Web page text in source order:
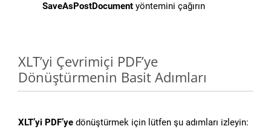
SaveAsPostDocument yöntemini çağırın
XLT’yi Çevrimiçi PDF’ye
Dönüştürmenin Basit Adımları
XLT’yi PDF’ye dönüştürmek için lütfen şu adımları izleyin: